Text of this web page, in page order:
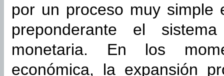
por un proceso muy
preponderante el
monetaria. En los
económica, la expansión